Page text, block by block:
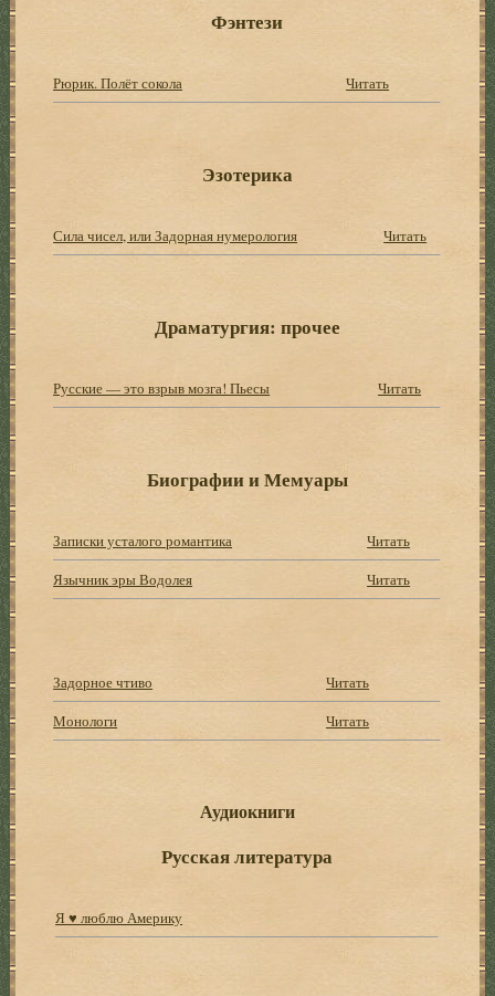
Фэнтези
Рюрик. Полёт сокола Читать
Эзотерика
Сила чисел, или Задорная нумерология Читать
Драматургия: прочее
Русские — это взрыв мозга! Пьесы Читать
Биографии и Мемуары
Записки усталого романтика
Читать
Язычник эры Водолея
Читать
Задорное чтиво
Читать
Монологи
Читать
Аудиокниги
Русская литература
Я ♥ люблю Америку